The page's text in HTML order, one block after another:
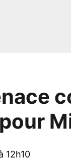
12h10